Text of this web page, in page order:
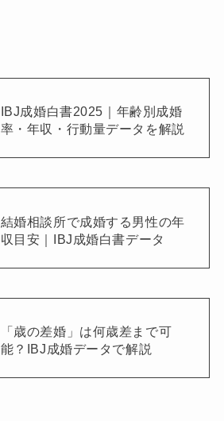
IBJ成婚白書2025｜年齢別成婚
率・年収・行動量データを解説
結婚相談所で成婚する男性の年
収目安｜IBJ成婚白書データ
「歳の差婚」は何歳差まで可
能？IBJ成婚データで解説